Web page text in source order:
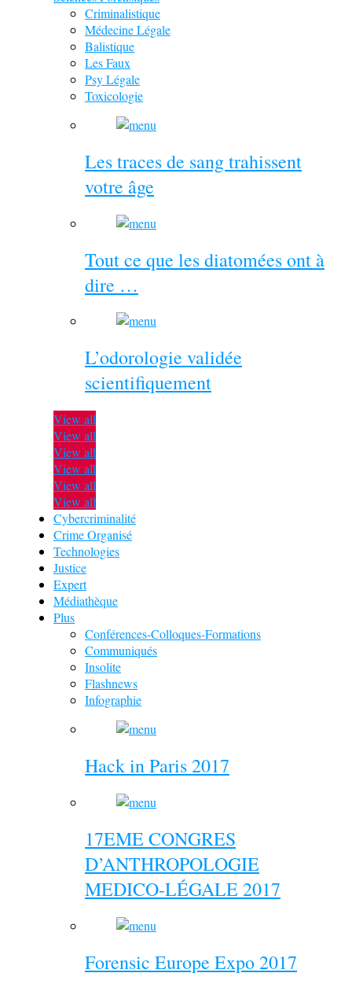
Criminalistique
Médecine Légale
Balistique
Les Faux
Psy Légale
Toxicologie
Les traces de sang trahissent
votre âge
Tout ce que les diatomées ont à
dire …
L’odorologie validée
scientifiquement
View all
View all
View all
View all
View all
View all
Cybercriminalité
Crime Organisé
Technologies
Justice
Expert
Médiathèque
Plus
Conférences-Colloques-Formations
Communiqués
Insolite
Flashnews
Infographie
Hack in Paris 2017
17EME CONGRES
D’ANTHROPOLOGIE
MEDICO-LÉGALE 2017
Forensic Europe Expo 2017